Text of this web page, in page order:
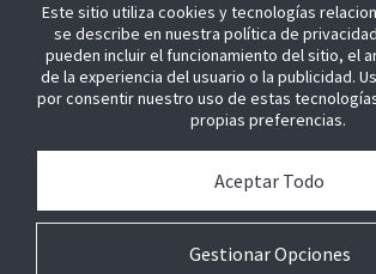
Este sitio utiliza cookies y tecnologías
se describe en nuestra política de
pueden incluir el funcionamiento del sitio, el
de la experiencia del usuario o la publicidad.
por consentir nuestro uso de estas
propias preferencias.
Gestionar Opciones
Aceptar Todo